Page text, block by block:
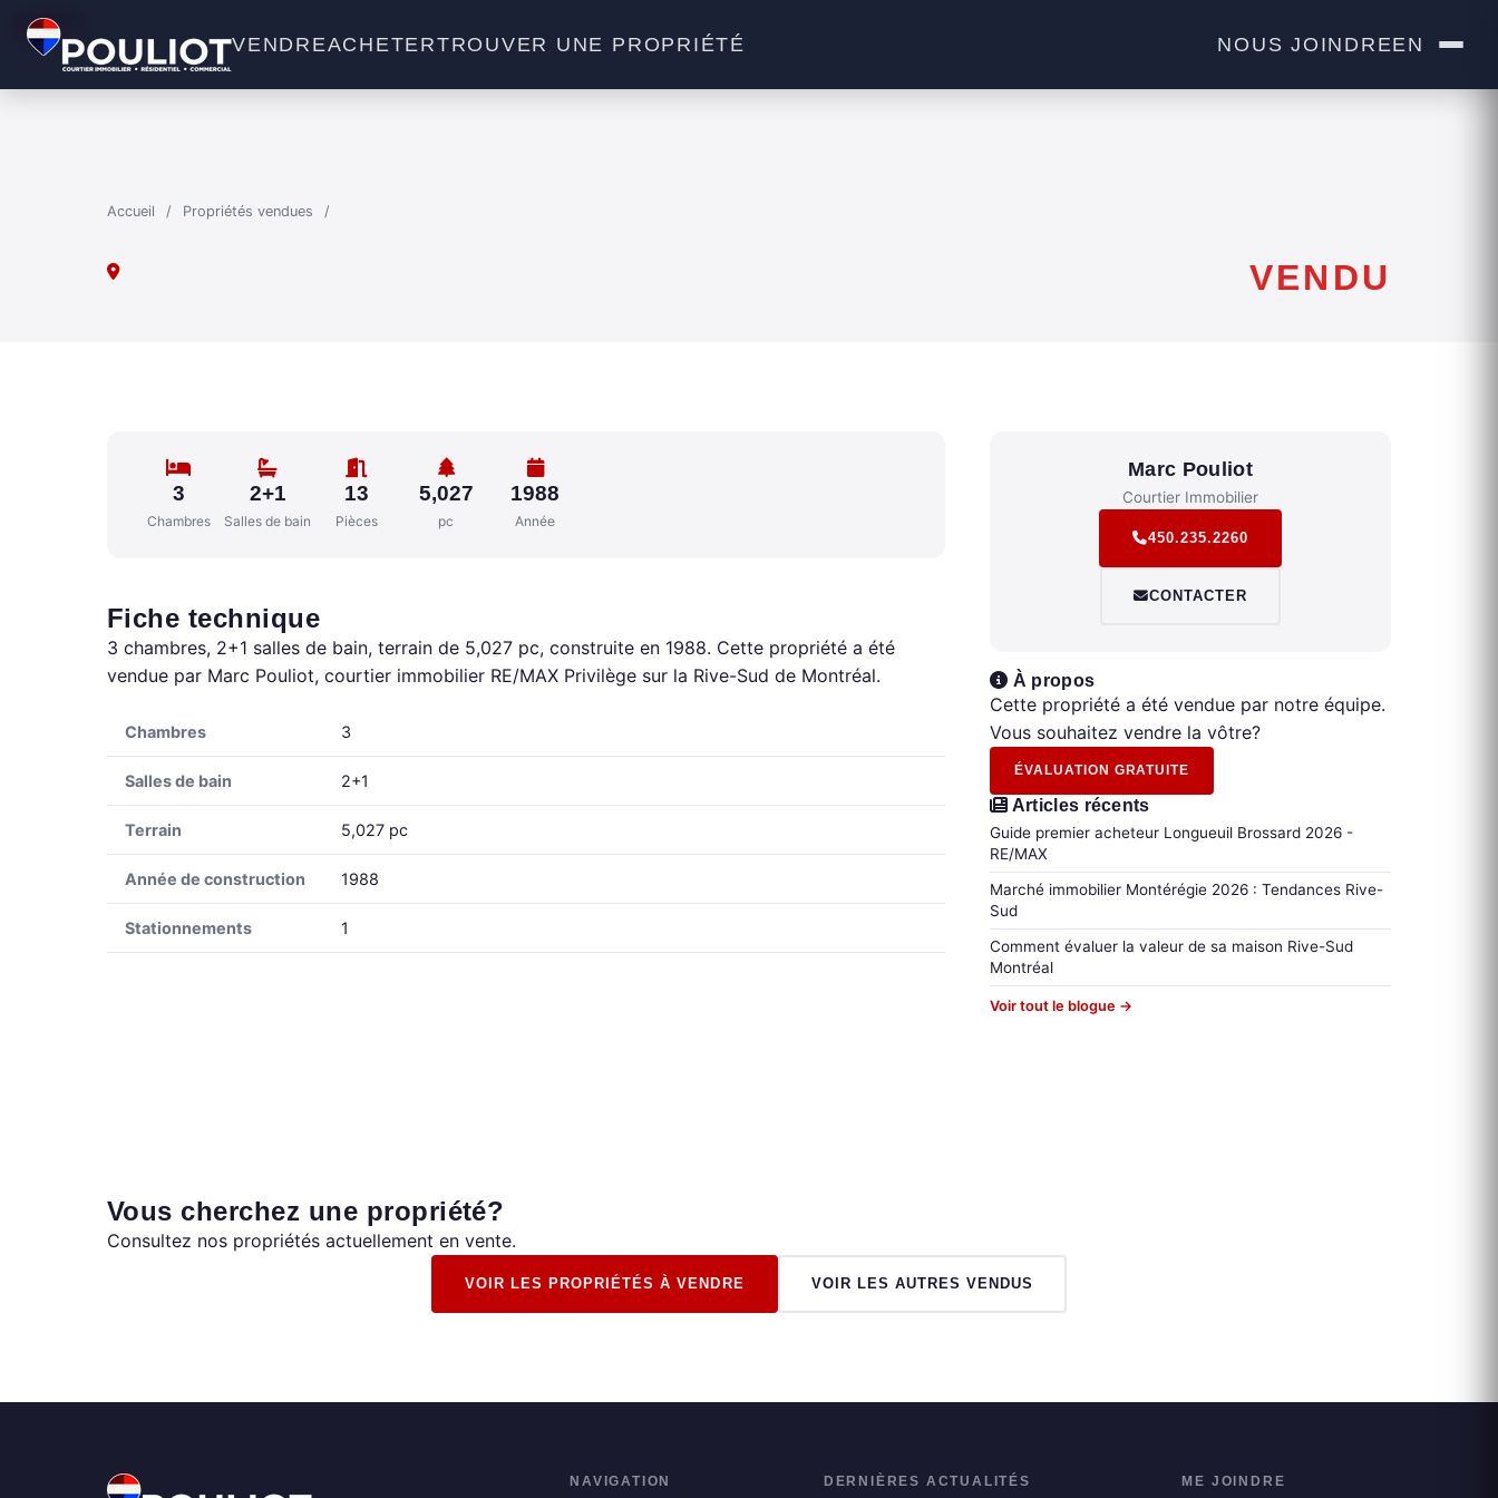
VENDREACHETERTROUVER UNE PROPRIÉTÉ NOUS JOINDREEN
Accueil / Propriétés vendues /
VENDU
VENDU
3
Chambres
2+1
Salles de bain
13
Pièces
5,027
pc
1988
Année
Fiche technique
3 chambres, 2+1 salles de bain, terrain de 5,027 pc, construite en 1988. Cette propriété a été
vendue par Marc Pouliot, courtier immobilier RE/MAX Privilège sur la Rive-Sud de Montréal.
Chambres 3
Salles de bain 2+1
Terrain 5,027 pc
Année de construction 1988
Stationnements 1
Marc Pouliot
Courtier Immobilier
450.235.2260
CONTACTER
À propos
Cette propriété a été vendue par notre équipe.
Vous souhaitez vendre la vôtre?
ÉVALUATION GRATUITE
Articles récents
Guide premier acheteur Longueuil Brossard 2026 -
RE/MAX
Marché immobilier Montérégie 2026 : Tendances Rive-
Sud
Comment évaluer la valeur de sa maison Rive-Sud
Montréal
Voir tout le blogue →
Vous cherchez une propriété?
Consultez nos propriétés actuellement en vente.
VOIR LES PROPRIÉTÉS À VENDRE VOIR LES AUTRES VENDUS
NAVIGATION DERNIÈRES ACTUALITÉS ME JOINDRE